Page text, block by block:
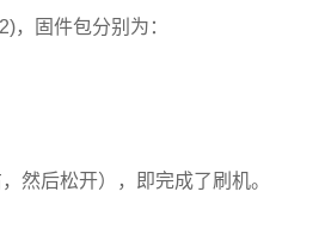
，固件包分别为：
然后松开），即完成了刷机。